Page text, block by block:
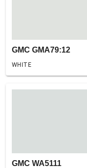
GMC GMA79:12
WHITE
GMC WA5111